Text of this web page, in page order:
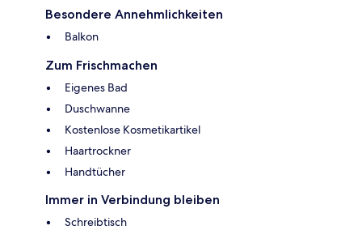
Besondere Annehmlichkeiten
Balkon
Zum Frischmachen
Eigenes Bad
Duschwanne
Kostenlose Kosmetikartikel
Haartrockner
Handtücher
Immer in Verbindung bleiben
Schreibtisch